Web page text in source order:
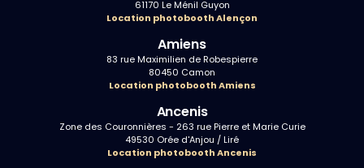
61170 Le Ménil Guyon
Location photobooth Alençon
Amiens
83 rue Maximilien de Robespierre
80450 Camon
Location photobooth Amiens
Ancenis
Zone des Couronnières - 263 rue Pierre et Marie Curie
49530 Orée d'Anjou / Liré
Location photobooth Ancenis